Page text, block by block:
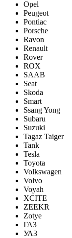
Opel
Peugeot
Pontiac
Porsсhe
Ravon
Renault
Rover
ROX
SAAB
Seat
Skoda
Smart
Ssang Yong
Subaru
Suzuki
Tagaz Taiger
Tank
Tesla
Toyota
Volkswagen
Volvo
Voyah
XCITE
ZEEKR
Zotye
ГАЗ
УАЗ